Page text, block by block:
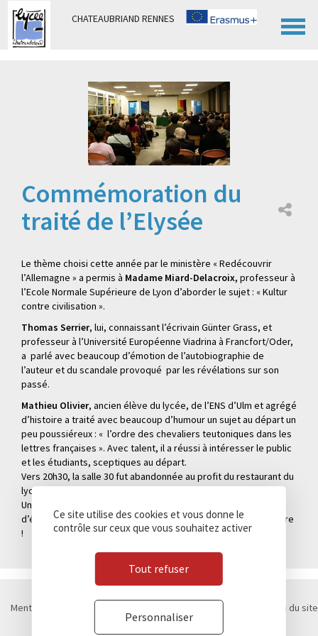
CHATEAUBRIAND RENNES
Commémoration du
traité de l’Elysée
Le thème choisi cette année par le ministère « Redécouvrir
l’Allemagne » a permis à Madame Miard-Delacroix, professeur à
l’Ecole Normale Supérieure de Lyon d’aborder le sujet : « Kultur
contre civilisation ».
Thomas Serrier, lui, connaissant l’écrivain Günter Grass, et
professeur à l’Université Européenne Viadrina à Francfort/Oder,
a parlé avec beaucoup d’émotion de l’autobiographie de
l’auteur et du scandale provoqué par les révélations sur son
passé.
Mathieu Olivier, ancien élève du lycée, de l’ENS d’Ulm et agrégé
d’histoire a traité avec beaucoup d’humour un sujet au départ un
peu poussiéreux : « l’ordre des chevaliers teutoniques dans les
lettres françaises ». Avec talent, il a réussi à intéresser le public
et les étudiants, sceptiques au départ.
Vers 20h30, la salle 30 fut abandonnée au profit du restaurant du
lycée où était dressé un somptueux buffet franco-allemand…
Une ambiance détendue et chaleureuse, on ne se justifie plus
d’étudier l’allemand, on éprouve simplement du plaisir à en faire
!
Mentions légales
Plan du site
Contact
Marchés publics
Panneau de gestion des cookies
Ce site utilise des cookies et vous donne le
contrôle sur ceux que vous souhaitez activer
Tout refuser
Personnaliser